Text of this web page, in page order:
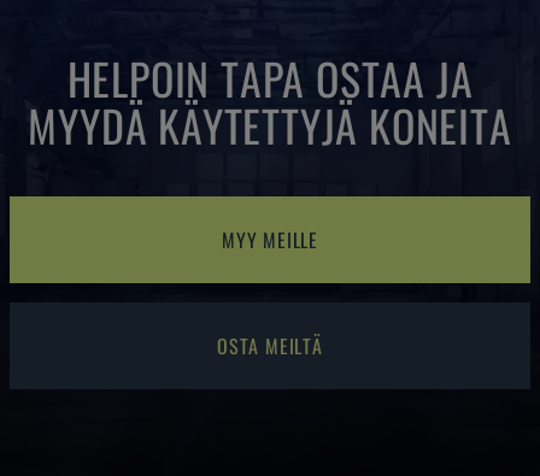
HELPOIN TAPA OSTAA JA
MYYDÄ KÄYTETTYJÄ KONEITA
MYY MEILLE
OSTA MEILTÄ